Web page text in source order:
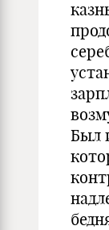
Был